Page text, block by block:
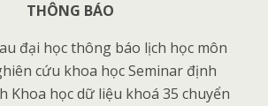
THÔNG BÁO
đại học thông báo lịch học môn
cứu khoa học Seminar định
Khoa học dữ liệu khoá 35 chuyển